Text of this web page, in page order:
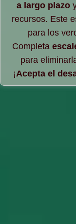
a largo plazo
recursos. Este
para los
Completa
para
¡Acepta el